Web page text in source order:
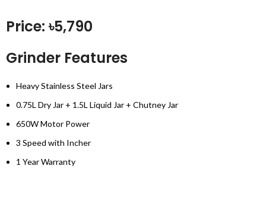
Price: ৳5,790
Grinder Features
Heavy Stainless Steel Jars
0.75L Dry Jar + 1.5L Liquid Jar + Chutney Jar
650W Motor Power
3 Speed with Incher
1 Year Warranty